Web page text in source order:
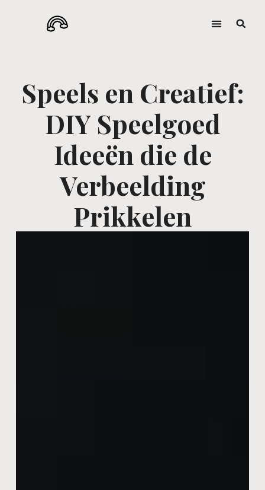
Speels en Creatief:
DIY Speelgoed
Ideeën die de
Verbeelding
Prikkelen